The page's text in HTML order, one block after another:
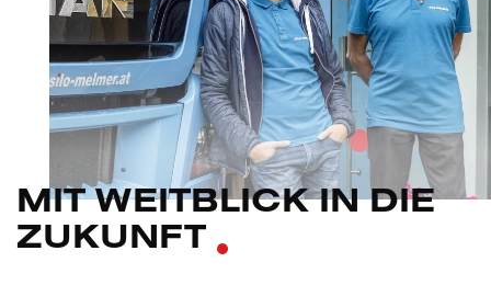
MIT WEITBLICKIN DIE
ZUKUNFT